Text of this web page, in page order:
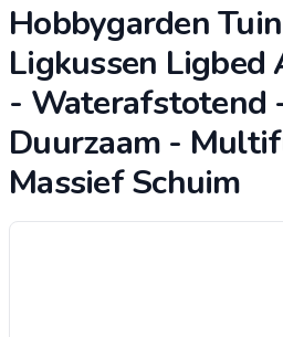
Hobbygarden
Ligkussen Ligbed
- Waterafstotend
Duurzaam -
Massief Schuim